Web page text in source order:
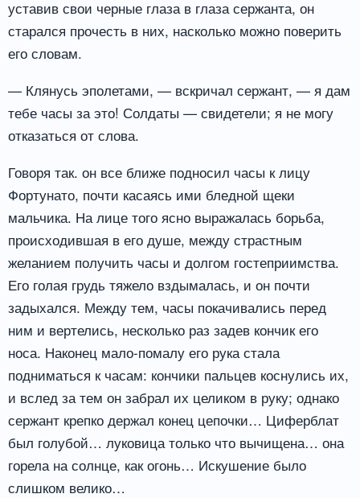
уставив свои черные глаза в глаза сержанта, он
старался прочесть в них, насколько можно поверить
его словам.
— Клянусь эполетами, — вскричал сержант, — я дам
тебе часы за это! Солдаты — свидетели; я не могу
отказаться от слова.
Говоря так. он все ближе подносил часы к лицу
Фортунато, почти касаясь ими бледной щеки
мальчика. На лице того ясно выражалась борьба,
происходившая в его душе, между страстным
желанием получить часы и долгом гостеприимства.
Его голая грудь тяжело вздымалась, и он почти
задыхался. Между тем, часы покачивались перед
ним и вертелись, несколько раз задев кончик его
носа. Наконец мало-помалу его рука стала
подниматься к часам: кончики пальцев коснулись их,
и вслед за тем он забрал их целиком в руку; однако
сержант крепко держал конец цепочки… Циферблат
был голубой… луковица только что вычищена… она
горела на солнце, как огонь… Искушение было
слишком велико…